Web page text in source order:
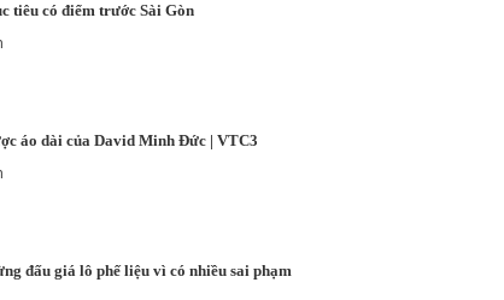
tiêu có điểm trước Sài Gòn
áo dài của David Minh Đức | VTC3
đấu giá lô phế liệu vì có nhiều sai phạm